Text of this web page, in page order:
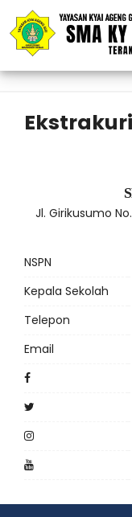
Jl. Girikusumo
NSPN
Kepala Sekolah
Telepon
Email